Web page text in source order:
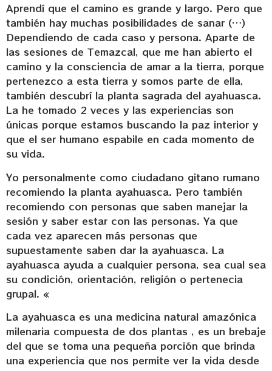
Aprendí que el camino es grande y largo. Pero que
también hay muchas posibilidades de sanar (…)
Dependiendo de cada caso y persona. Aparte de
las sesiones de Temazcal, que me han abierto el
camino y la consciencia de amar a la tierra, porque
pertenezco a esta tierra y somos parte de ella,
también descubrí la planta sagrada del ayahuasca.
La he tomado 2 veces y las experiencias son
únicas porque estamos buscando la paz interior y
que el ser humano espabile en cada momento de
su vida.
Yo personalmente como ciudadano gitano rumano
recomiendo la planta ayahuasca. Pero también
recomiendo con personas que saben manejar la
sesión y saber estar con las personas. Ya que
cada vez aparecen más personas que
supuestamente saben dar la ayahuasca. La
ayahuasca ayuda a cualquier persona, sea cual sea
su condición, orientación, religión o pertenecia
grupal. «
La ayahuasca es una medicina natural amazónica
milenaria compuesta de dos plantas , es un brebaje
del que se toma una pequeña porción que brinda
una experiencia que nos permite ver la vida desde